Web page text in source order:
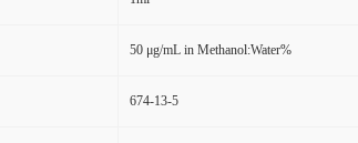
50 μg/mL in Methanol:Water%
674-13-5